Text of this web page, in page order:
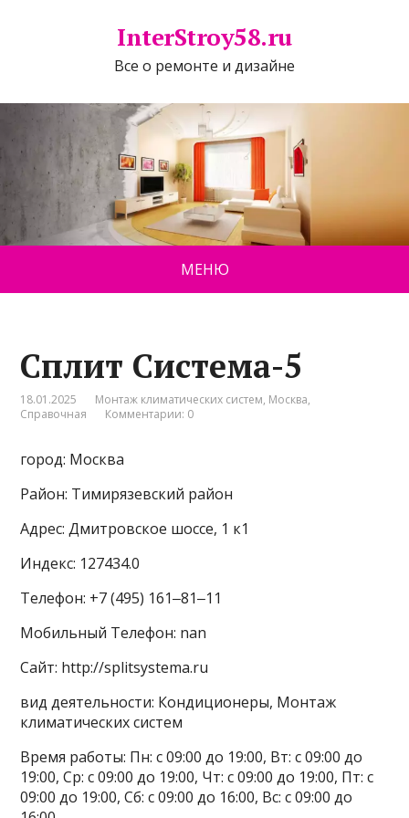
InterStroy58.ru
Все о ремонте и дизайне
МЕНЮ
Сплит Система-5
18.01.2025 Монтаж климатических систем, Москва,
Справочная
Комментарии: 0
город: Москва
Район: Тимирязевский район
Адрес: Дмитровское шоссе, 1 к1
Индекс: 127434.0
Телефон: +7 (495) 161‒81‒11
Мобильный Телефон: nan
Сайт: http://splitsystema.ru
вид деятельности: Кондиционеры, Монтаж
климатических систем
Время работы: Пн: с 09:00 до 19:00, Вт: с 09:00 до
19:00, Ср: с 09:00 до 19:00, Чт: с 09:00 до 19:00, Пт: с
09:00 до 19:00, Сб: с 09:00 до 16:00, Вс: с 09:00 до